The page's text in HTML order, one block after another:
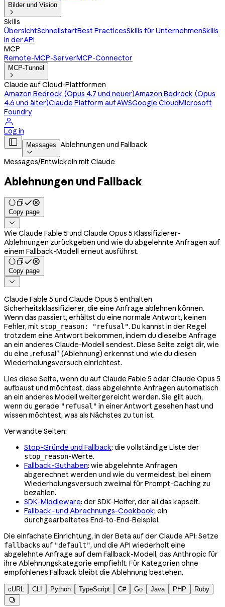
Bilder und Vision

Skills
ÜbersichtSchnellstartBest PracticesSkills für UnternehmenSkills
in der API
MCP
Remote-MCP-ServerMCP-Connector
MCP-Tunnel

Claude auf Cloud-Plattformen
Amazon Bedrock (Opus 4.7 und neuer)Amazon Bedrock (Opus
4.6 und älter)Claude Platform auf AWSGoogle CloudMicrosoft
Foundry

Log in
 Messages

Ablehnungen und Fallback
Messages/Entwickeln mit Claude
Ablehnungen und Fallback
Copy page

Wie Claude Fable 5 und Claude Opus 5 Klassifizierer-
Ablehnungen zurückgeben und wie du abgelehnte Anfragen auf
einem Fallback-Modell erneut ausführst.
Copy page

Claude Fable 5 und Claude Opus 5 enthalten
Sicherheitsklassifizierer, die eine Anfrage ablehnen können.
Wenn das passiert, erhältst du eine normale Antwort, keinen
Fehler, mit stop_reason: "refusal". Du kannst in der Regel
trotzdem eine Antwort bekommen, indem du dieselbe Anfrage
an ein anderes Claude-Modell sendest. Diese Seite zeigt dir, wie
du eine „refusal" (Ablehnung) erkennst und wie du diesen
Wiederholungsversuch einrichtest.
Lies diese Seite, wenn du auf Claude Fable 5 oder Claude Opus 5
aufbaust und möchtest, dass abgelehnte Anfragen automatisch
an ein anderes Modell weitergereicht werden. Sie gilt auch,
wenn du gerade "refusal" in einer Antwort gesehen hast und
wissen möchtest, was als Nächstes zu tun ist.
Verwandte Seiten:
Stop-Gründe und Fallback: die vollständige Liste der
stop_reason-Werte.
Fallback-Guthaben: wie abgelehnte Anfragen
abgerechnet werden und wie du vermeidest, bei einem
Wiederholungsversuch zweimal für Prompt-Caching zu
bezahlen.
SDK-Middleware: der SDK-Helfer, der all das kapselt.
Fallback- und Abrechnungs-Cookbook: ein
durchgearbeitetes End-to-End-Beispiel.
Die einfachste Einrichtung, in der Beta auf der Claude API: Setze
fallbacks auf "default", und die API wiederholt eine
abgelehnte Anfrage auf dem Fallback-Modell, das Anthropic für
ihre Ablehnungskategorie empfiehlt. Für Kategorien ohne
empfohlenes Fallback bleibt die Ablehnung bestehen.
cURL CLI Python TypeScript C# Go Java PHP Ruby
